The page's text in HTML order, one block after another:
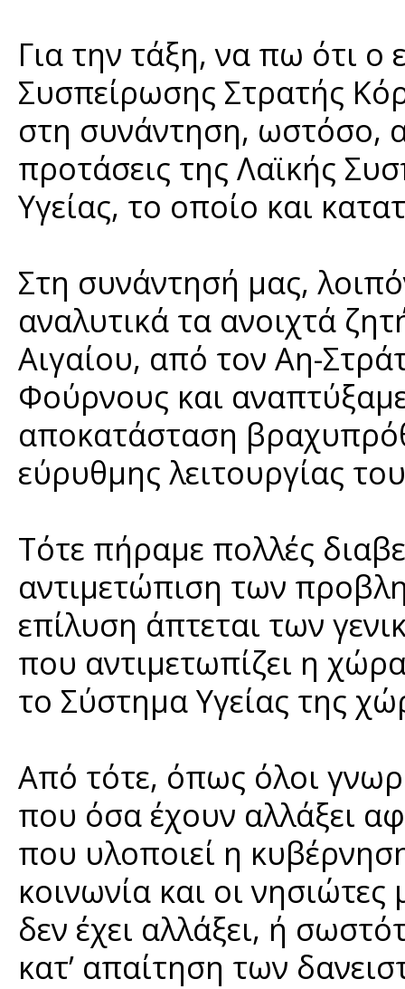
Για την τάξη, να πω ότι
Συσπείρωσης Στρατής
στη συνάντηση, ωστόσο,
προτάσεις της Λαϊκής
Υγείας, το οποίο και
Στη συνάντησή μας,
αναλυτικά τα ανοιχτά
Αιγαίου, από τον Αη-
Φούρνους και
αποκατάσταση
εύρυθμης λειτουργίας
Τότε πήραμε πολλές
αντιμετώπιση των
επίλυση άπτεται των
που αντιμετωπίζει η
το Σύστημα Υγείας της
Από τότε, όπως όλοι
που όσα έχουν αλλάξει
που υλοποιεί η
κοινωνία και οι
δεν έχει αλλάξει, ή
κατ’ απαίτηση των